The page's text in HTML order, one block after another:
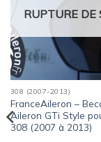
RUPTURE DE
308 (2007-2013)
FranceAileron –
Aileron GTi Style
308 (2007 à 2013)